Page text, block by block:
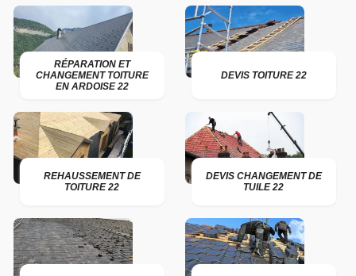
RÉPARATION ET
CHANGEMENT TOITURE
EN ARDOISE 22
DEVIS TOITURE 22
REHAUSSEMENT DE
TOITURE 22
DEVIS CHANGEMENT DE
TUILE 22